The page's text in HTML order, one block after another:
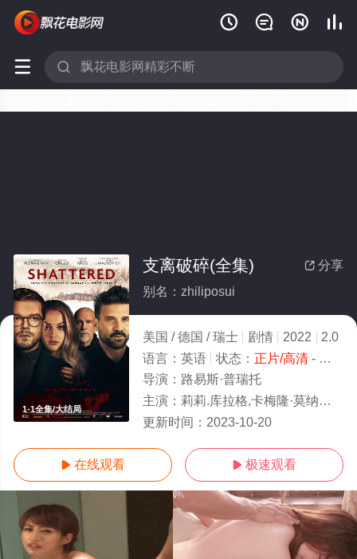
   
 
1-1全集/大结局
 分享
支离破碎(全集)
别名：zhiliposui
美国 / 德国 / 瑞士 剧情 2022
2.0
语言： 英语 状态： 正片/高清- 免费在线观看
导演： 路易斯·普瑞托
主演： 莉莉.库拉格,卡梅隆·莫纳汉,萨莎·露丝,约翰·马尔科维奇,弗兰克·格里罗,阿什·桑托斯,詹姆斯·C·伯恩斯,达特·
更新时间： 2023-10-20
 在线观看  极速观看